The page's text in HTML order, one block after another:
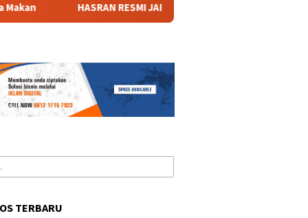
RESMI JABAT KETUA KOMISI V BPW PERADIN JATIM 2026–2029,
TERBARU